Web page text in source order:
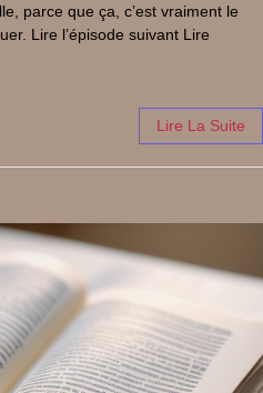
parce que ça, c’est vraiment le
Lire l’épisode suivant Lire
Lire La Suite